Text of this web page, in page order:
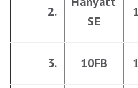
2.
SE
3. 10FB